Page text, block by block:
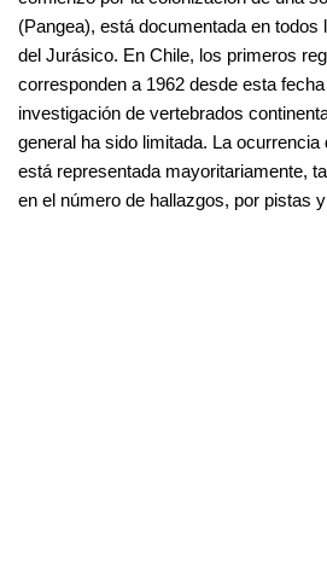
(Pangea), está documentada en todos
del Jurásico. En Chile, los primeros
corresponden a 1962 desde esta
investigación de vertebrados
general ha sido limitada. La
está representada mayoritariamente,
en el número de hallazgos, por pistas